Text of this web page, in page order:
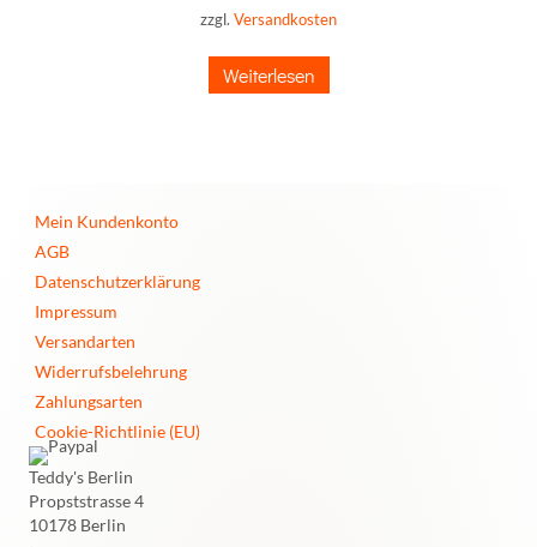
zzgl. Versandkosten
Weiterlesen
Mein Kundenkonto
AGB
Datenschutzerklärung
Impressum
Versandarten
Widerrufsbelehrung
Zahlungsarten
Cookie-Richtlinie (EU)
Teddy's Berlin
Propststrasse 4
10178 Berlin